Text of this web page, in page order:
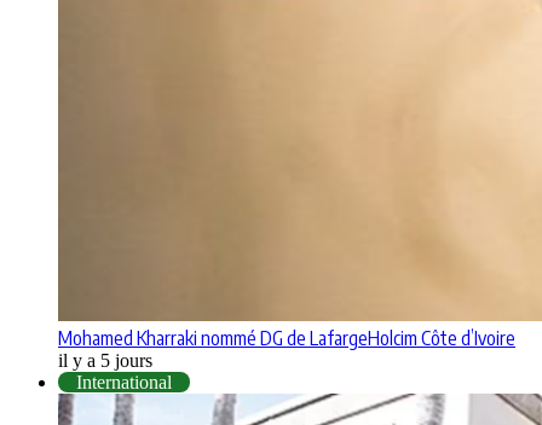
Mohamed Kharraki nommé DG de LafargeHolcim Côte d’Ivoire
il y a 5 jours
International